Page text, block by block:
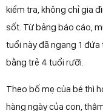
kiểm tra, không chỉ gia
sốt. Từ bảng báo cáo,
tuổi này đã ngang 1
bằng trẻ 4 tuổi rưỡi.
Theo bố mẹ của bé thì
hàng ngày của con,